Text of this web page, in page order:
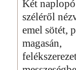
Két
széléről
emel sötét,
magasán,